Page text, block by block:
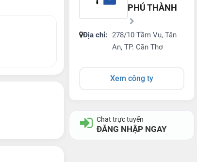
PHÚ THÀNH
Địa chỉ: 278/10 Tầm Vu, Tân
An, TP. Cần Thơ
Xem công ty
Chat trực tuyến
ĐĂNG NHẬP NGAY